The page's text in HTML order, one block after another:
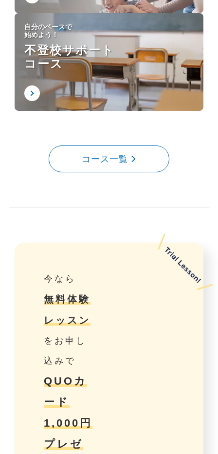
自分のペースで
始めよう！
不登校サポート
コース
コース一覧
今なら
無料体験
レッスン
をお申し
込みで
QUOカ
ード
1,000円
プレゼ